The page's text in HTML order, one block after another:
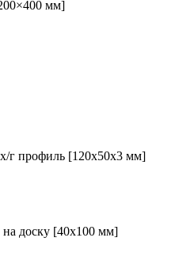
мм]
г профиль [120х50х3 мм]
на доску [40х100 мм]